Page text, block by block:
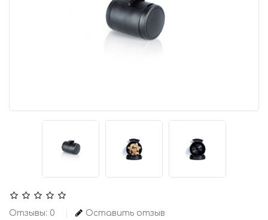
Отзывы: 0 Оставить отзыв